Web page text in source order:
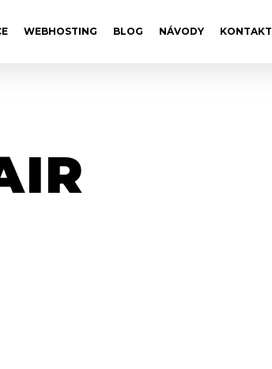
WEBHOSTING BLOG NÁVODY KONTAKT